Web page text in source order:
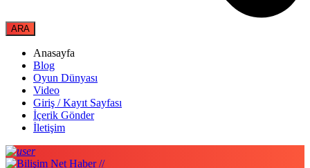
Anasayfa
Blog
Oyun Dünyası
Video
Giriş / Kayıt Sayfası
İçerik Gönder
İletişim